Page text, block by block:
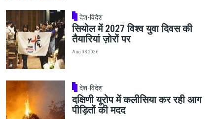
देश-विदेश
सियोल में 2027 विश्व युवा दिवस की
तैयारियां ज़ोरों पर
Aug 03, 2026
देश-विदेश
दक्षिणी यूरोप में कलीसिया कर रही आग
पीड़ितों की मदद